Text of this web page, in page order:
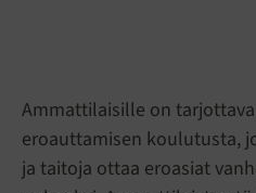
Ammattilaisille on
eroauttamisen koulutusta,
ja taitoja ottaa eroasiat